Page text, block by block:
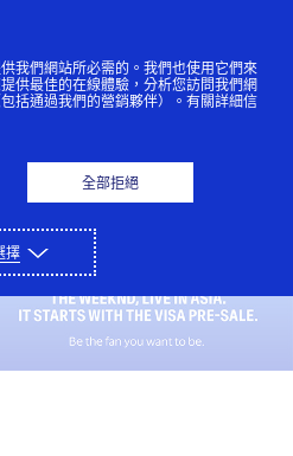
我們網站所必需的。我們也使用它們來
供最佳的在線體驗，分析您訪問我們網
括通過我們的營銷夥伴）。有關詳細信
全部拒絕
擇